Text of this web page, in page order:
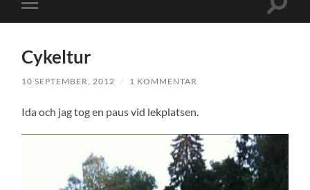
Slå
på/av
Slå
Cykeltur
10 SEPTEMBER, 2012 / 1 KOMMENTAR
Ida och jag tog en paus vid lekplatsen.